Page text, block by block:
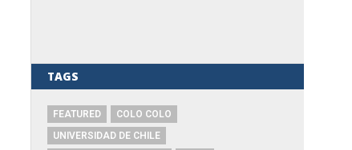
TAGS
FEATURED
COLO COLO
UNIVERSIDAD DE CHILE